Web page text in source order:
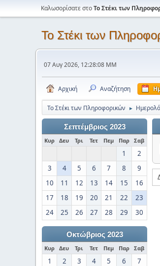
Καλωσορίσατε στοΤο Στέκι των
Το Στέκι των
07 Αυγ 2026, 12:28:08 ΜΜ
Αρχική Αναζήτηση
Το Στέκι των Πληροφορικών ►
Σεπτέμβριος 2023
Κυρ Δευ Τρι Τετ Πεμ Παρ Σαβ
1
2
3
4 5 6 7 8
9
10
11 12 13 14 15
16
17
18 19 20 21 22
23
24
25 26 27 28 29 30
Οκτώβριος 2023
Κυρ Δευ Τρι Τετ Πεμ Παρ Σαβ
1 2 3 4 5 6
7